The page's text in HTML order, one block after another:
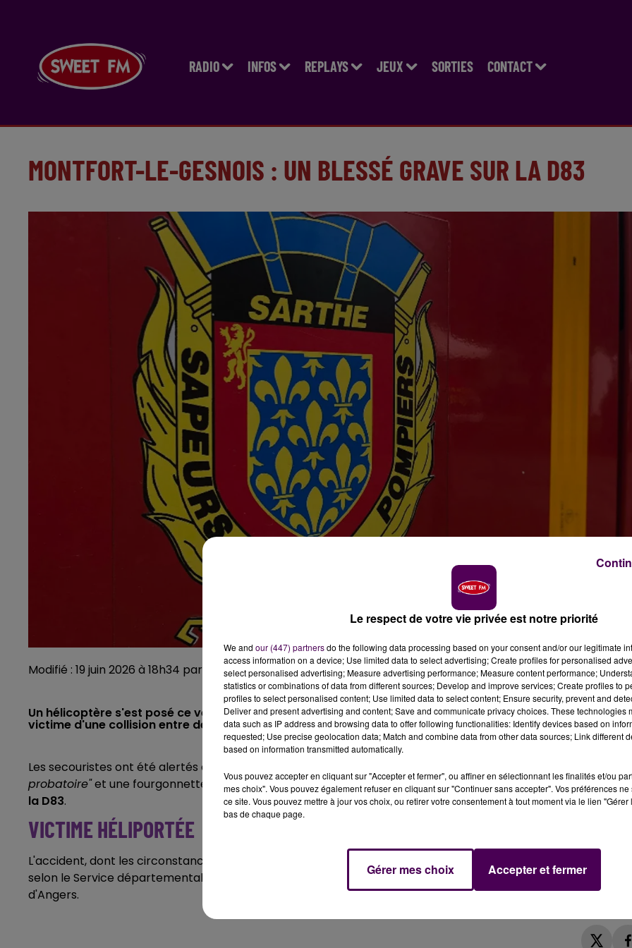
RADIO INFOS REPLAYS JEUX SORTIES CONTACT
MONTFORT-LE-GESNOIS : UN BLESSÉ GRAVE SUR LA D83
Modifié : 19 juin 2026 à 18h34 par Emilien Borderie
Un hélicoptère s'est posé ce vendredi 19 juin près de Montfort-le-Gesnois pour prendre en charge la
victime d'une collision entre deux véhicules.
Les secouristes ont été alertés à 15h48 exactement : une voiture conduite par une personne en
probatoire"et une fourgonnette d'entreprise se sont percutées ce vendredi 19 juin à Montfort-le-Gesnois,
la D83.
VICTIME HÉLIPORTÉE
L'accident, dont les circonstances restent à déterminer, a fait un blessé : la victime,
selon le Service départemental d'incendie et de secours de la Sarthe, a été héliportée jusqu'à l'hôpital
d'Angers.
Le respect de votre vie privée est notre priorité
We and our (447) partnersdo the following data processing based on your consent and/or our legitimate
access information on a device; Use limited data to select advertising; Create profiles for personalised
select personalised advertising; Measure advertising performance; Measure content performance;
statistics or combinations of data from different sources; Develop and improve services; Create profiles to
profiles to select personalised content; Use limited data to select content; Ensure security, prevent and
Deliver and present advertising and content; Save and communicate privacy choices. These technologies
data such as IP address and browsing data to offer following functionalities: Identify devices based on
requested; Use precise geolocation data; Match and combine data from other data sources; Link different
based on information transmitted automatically.
Vous pouvez accepter en cliquant sur "Accepter et fermer", ou affiner en sélectionnant les finalités et/ou
mes choix". Vous pouvez également refuser en cliquant sur "Continuer sans accepter". Vos préférences
ce site. Vous pouvez mettre à jour vos choix, ou retirer votre consentement à tout moment via le lien
bas de chaque page.
Gérer mes choix Accepter et fermer